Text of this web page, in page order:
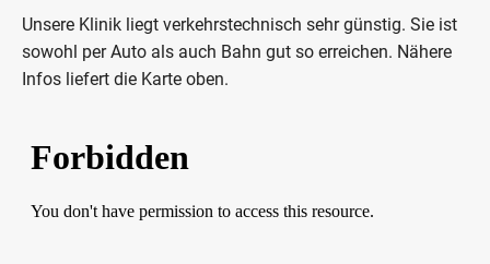
Unsere Klinik liegt verkehrstechnisch sehr günstig. Sie ist
sowohl per Auto als auch Bahn gut so erreichen. Nähere
Infos liefert die Karte oben.